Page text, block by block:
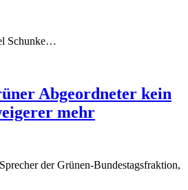
Schunke…
Abgeordneter kein
mehr
der Grünen-Bundestagsfraktion,